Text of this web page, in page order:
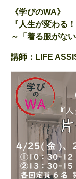
《学びのWA》
『人生が変わる
～「着る服がな
講師：LIFE